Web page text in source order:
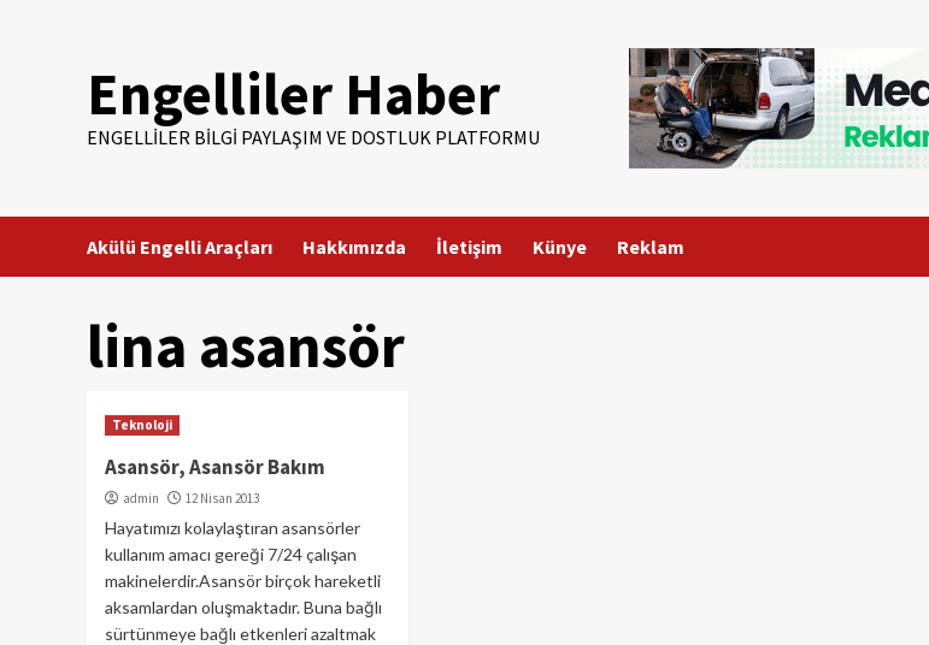
Engelliler Haber
ENGELLILER BILGI PAYLAŞIM VE DOSTLUK PLATFORMU
Akülü Engelli Araçları Hakkımızda İletişim Künye Reklam
lina asansör
Teknoloji
Asansör, Asansör Bakım
admin 12 Nisan 2013
Hayatımızı kolaylaştıran asansörler
kullanım amacı gereği 7/24 çalışan
makinelerdir.Asansör birçok hareketli
aksamlardan oluşmaktadır. Buna bağlı
sürtünmeye bağlı etkenleri azaltmak